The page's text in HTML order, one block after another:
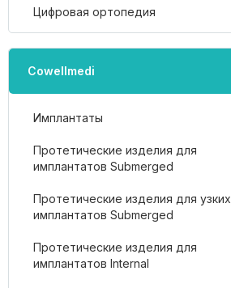
Цифровая ортопедия
Cowellmedi
Имплантаты
Протетические изделия для
имплантатов Submerged
Протетические изделия для узких
имплантатов Submerged
Протетические изделия для
имплантатов Internal